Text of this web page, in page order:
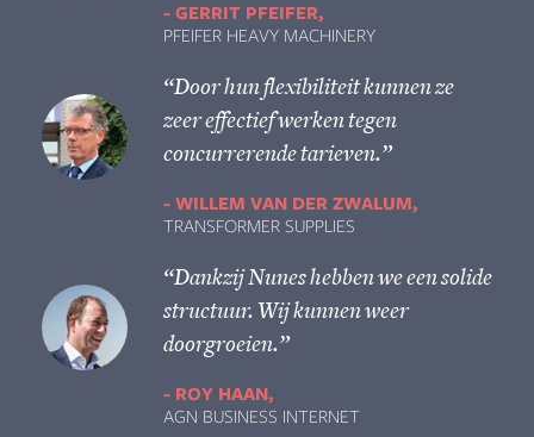
GERRIT PFEIFER
PFEIFER HEAVY MACHINERY
“Door hun flexibiliteit kunnen ze
zeer effectief werken tegen
concurrerende tarieven.”
WILLEM VAN DER ZWALUM
TRANSFORMER SUPPLIES
“Dankzij Nunes hebben we een solide
structuur. Wij kunnen weer
doorgroeien.”
ROY HAAN
AGN BUSINESS INTERNET